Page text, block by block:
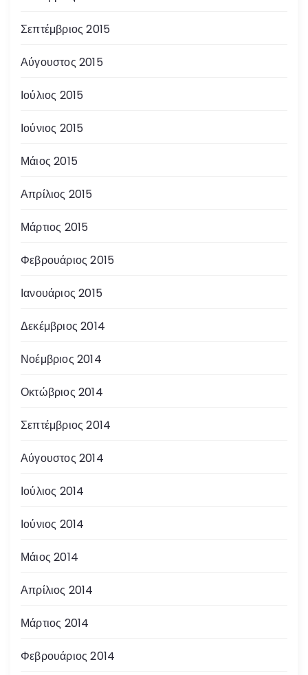
Σεπτέμβριος 2015
Αύγουστος 2015
Ιούλιος 2015
Ιούνιος 2015
Μάιος 2015
Απρίλιος 2015
Μάρτιος 2015
Φεβρουάριος 2015
Ιανουάριος 2015
Δεκέμβριος 2014
Νοέμβριος 2014
Οκτώβριος 2014
Σεπτέμβριος 2014
Αύγουστος 2014
Ιούλιος 2014
Ιούνιος 2014
Μάιος 2014
Απρίλιος 2014
Μάρτιος 2014
Φεβρουάριος 2014